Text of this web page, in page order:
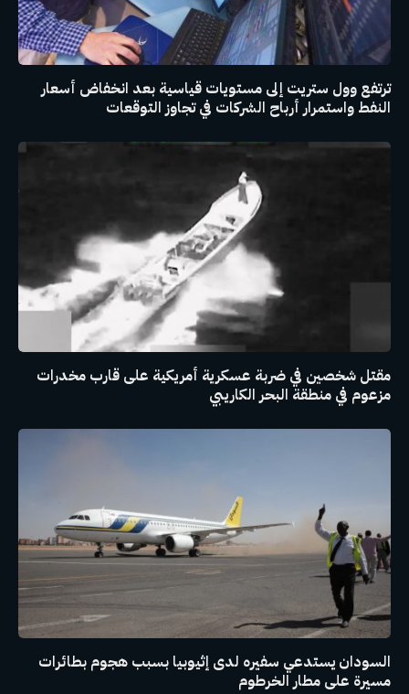
ترتفع وول ستريت إلى مستويات قياسية بعد انخفاض أسعار
النفط واستمرار أرباح الشركات في تجاوز التوقعات
مقتل شخصين في ضربة عسكرية أمريكية على قارب مخدرات
مزعوم في منطقة البحر الكاريبي
السودان يستدعي سفيره لدى إثيوبيا بسبب هجوم بطائرات
مسيرة على مطار الخرطوم